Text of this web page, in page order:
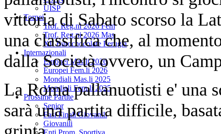
UISP
Tornei
Trof. Reg.ni 2026 Fem
Trof. Reg.ni 2026 Mas
XII Eurochocolate Perugia
Internazionali
Europei Mas.li 2026
Europei Fem.li 2026
Mondiali Mas.li 2025
Mondiali Fem.li 2025
Prossime Partite
Senior
Fasi Finali Giovanili
Giovanili
Enti Prom. Sportiva
vittoria di Sabato scorso la
una classifica che, al
dalla Società ovvero, un
La Roma pallanuotisti e' una
sarà una partita difficile,